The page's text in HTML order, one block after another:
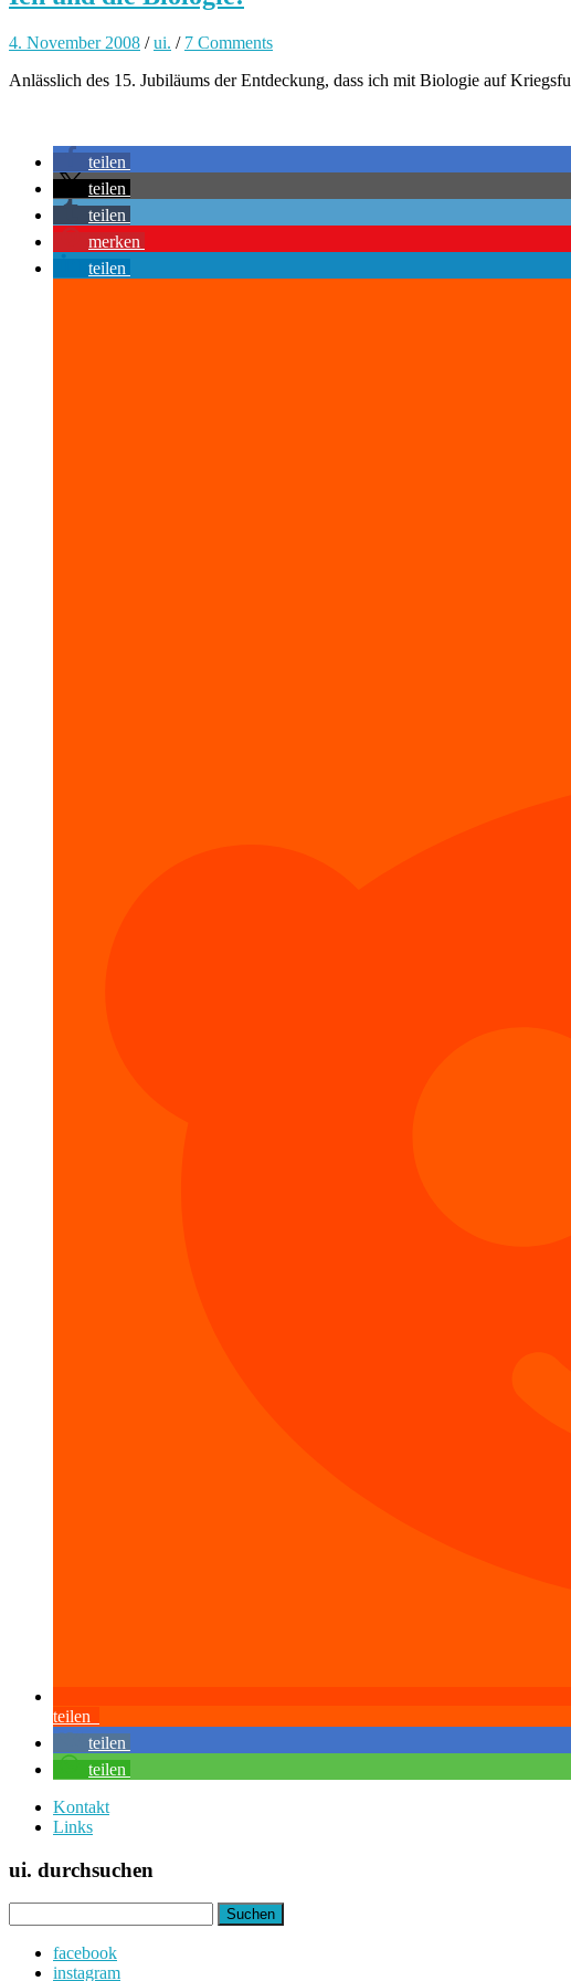
4. November 2008 /ui. / 7 Comments
Anlässlich des 15. Jubiläums der Entdeckung, dass ich mit Biologie auf
teilen
teilen
teilen
merken
teilen
teilen
teilen
teilen
Kontakt
Links
ui. durchsuchen
nach:
facebook
instagram